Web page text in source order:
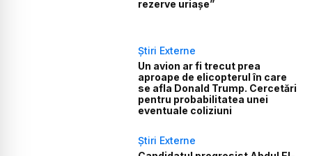
rezerve uriașe”
Știri Externe
Un avion ar fi trecut prea
aproape de elicopterul în care
se afla Donald Trump. Cercetări
pentru probabilitatea unei
eventuale coliziuni
Știri Externe